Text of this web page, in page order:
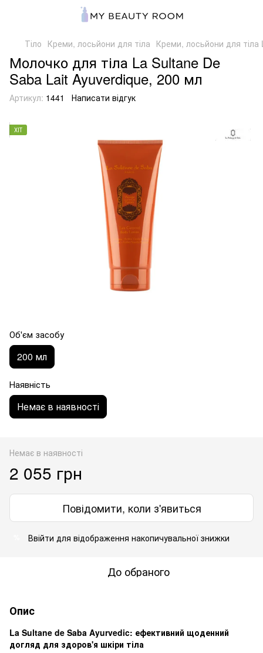
Тіло Креми, лосьйони для тіла Креми, лосьйони для тіла
Молочко для тіла La Sultane De
Saba Lait Ayuverdique, 200 мл
Артикул: 1441 Написати відгук
ХІТ
Об'єм засобу
200 мл
Наявність
Немає в наявності
Немає в наявності
2 055 грн
Повідомити, коли з'явиться
Ввійти для відображення накопичувальної знижки
До обраного
Опис
La Sultane de Saba Ayurvedic: ефективний щоденний
догляд для здоров'я шкіри тіла